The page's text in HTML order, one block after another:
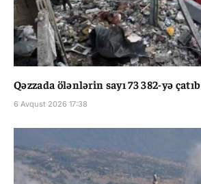
Qəzzada ölənlərin sayı 73 382-yə çatıb
6 Avqust 2026 17:38